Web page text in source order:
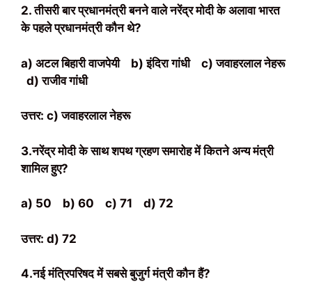
2. तीसरी बार प्रधानमंत्री बनने वाले नरेंद्र मोदी के अलावा भारत
के पहले प्रधानमंत्री कौन थे?
a) अटल बिहारी वाजपेयी b) इंदिरा गांधी c) जवाहरलाल नेहरू
d) राजीव गांधी
उत्तर: c) जवाहरलाल नेहरू
3.नरेंद्र मोदी के साथ शपथ ग्रहण समारोह में कितने अन्य मंत्री
शामिल हुए?
a) 50 b) 60 c) 71 d) 72
उत्तर: d) 72
4.नई मंत्रिपरिषद में सबसे बुजुर्ग मंत्री कौन हैं?